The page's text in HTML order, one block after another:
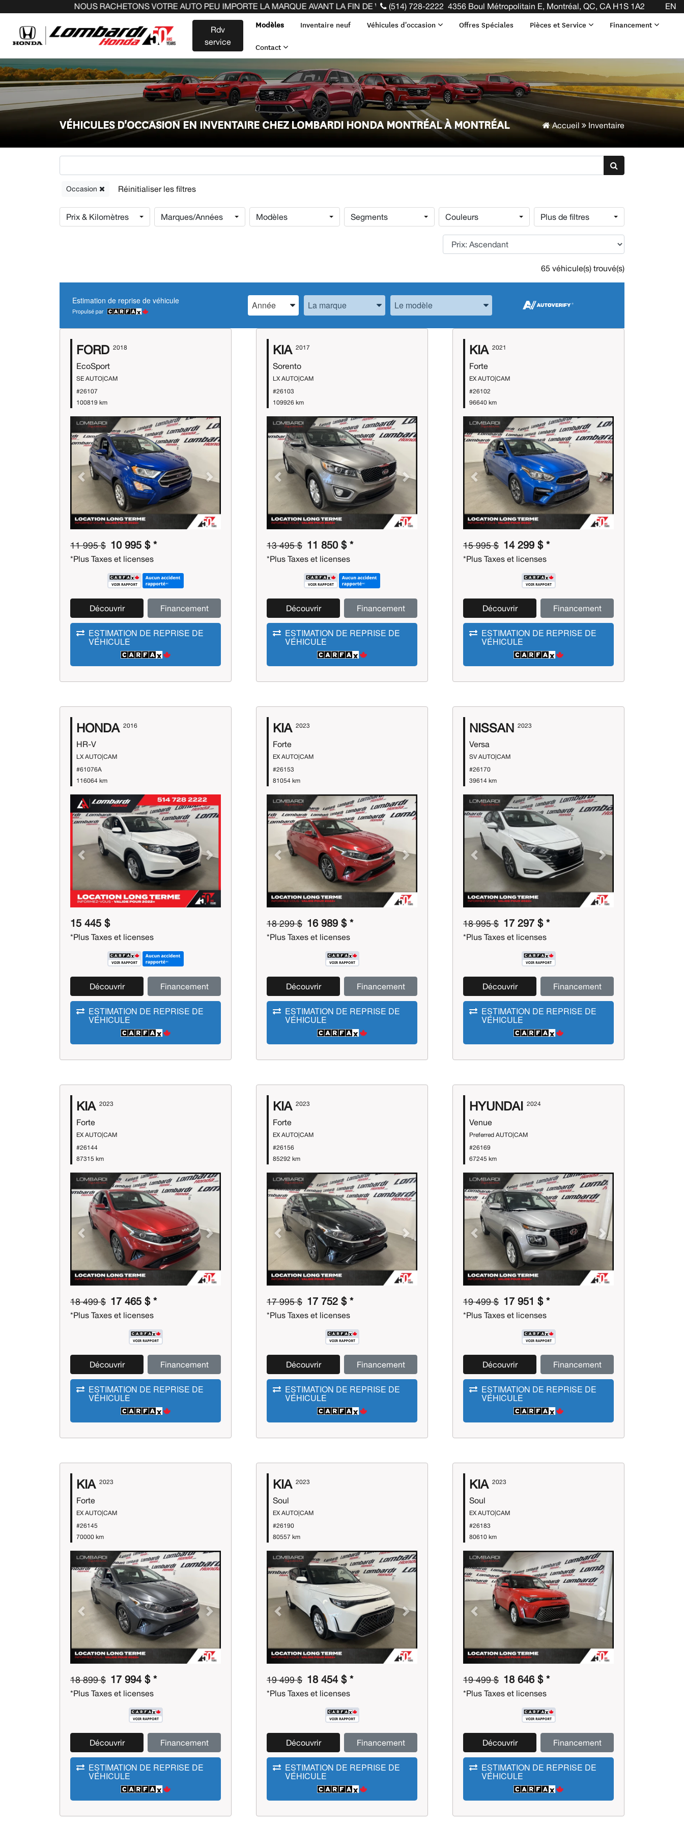
NOUS RACHETONS VOTRE AUTO PEU IMPORTE LA MARQUE AVANT LA FIN DE VOTRE BAIL ! CLIQUEZ ICI
(514) 728-2222 4356 Boul Métropolitain E, Montréal, QC, CA H1S 1A2 EN
Rdv
service
Modèles Inventaire neuf Véhicules d'occasion Offres Spéciales Pièces et Service Financement
Contact
Accueil Inventaire
VÉHICULES D'OCCASION EN INVENTAIRE CHEZ LOMBARDI HONDA MONTRÉAL À MONTRÉAL
Occasion
Prix & Kilomètres Marques/Années Modèles Segments Couleurs Plus de filtres
65 véhicule(s) trouvé(s)
Estimation de reprise de véhicule Spécifiez l’Année, la Marque et le Modèle
Spécifiez l’Année, la Marque et le ModèleSpécifiez l’Année, la Marque et le Modèle
FORD 2018
EcoSport
SE AUTO|CAM
#26107
100819 km
Previous Next
11 995 $ 10 995 $ *
*Plus Taxes et licenses
Découvrir Financement
ESTIMATION DE REPRISE DE
VÉHICULE
KIA 2017
Sorento
LX AUTO|CAM
#26103
109926 km
Previous Next
13 495 $ 11 850 $ *
*Plus Taxes et licenses
Découvrir Financement
ESTIMATION DE REPRISE DE
VÉHICULE
KIA 2021
Forte
EX AUTO|CAM
#26102
96640 km
Previous Next
15 995 $ 14 299 $ *
*Plus Taxes et licenses
Découvrir Financement
ESTIMATION DE REPRISE DE
VÉHICULE
HONDA 2016
HR-V
LX AUTO|CAM
#61076A
116064 km
Previous Next
15 445 $
*Plus Taxes et licenses
Découvrir Financement
ESTIMATION DE REPRISE DE
VÉHICULE
KIA 2023
Forte
EX AUTO|CAM
#26153
81054 km
Previous Next
18 299 $ 16 989 $ *
*Plus Taxes et licenses
Découvrir Financement
ESTIMATION DE REPRISE DE
VÉHICULE
NISSAN 2023
Versa
SV AUTO|CAM
#26170
39614 km
Previous Next
18 995 $ 17 297 $ *
*Plus Taxes et licenses
Découvrir Financement
ESTIMATION DE REPRISE DE
VÉHICULE
KIA 2023
Forte
EX AUTO|CAM
#26144
87315 km
Previous Next
18 499 $ 17 465 $ *
*Plus Taxes et licenses
Découvrir Financement
ESTIMATION DE REPRISE DE
VÉHICULE
KIA 2023
Forte
EX AUTO|CAM
#26156
85292 km
Previous Next
17 995 $ 17 752 $ *
*Plus Taxes et licenses
Découvrir Financement
ESTIMATION DE REPRISE DE
VÉHICULE
HYUNDAI 2024
Venue
Preferred AUTO|CAM
#26169
67245 km
Previous Next
19 499 $ 17 951 $ *
*Plus Taxes et licenses
Découvrir Financement
ESTIMATION DE REPRISE DE
VÉHICULE
KIA 2023
Forte
EX AUTO|CAM
#26145
70000 km
Previous Next
18 899 $ 17 994 $ *
*Plus Taxes et licenses
Découvrir Financement
ESTIMATION DE REPRISE DE
VÉHICULE
KIA 2023
Soul
EX AUTO|CAM
#26190
80557 km
Previous Next
19 499 $ 18 454 $ *
*Plus Taxes et licenses
Découvrir Financement
ESTIMATION DE REPRISE DE
VÉHICULE
KIA 2023
Soul
EX AUTO|CAM
#26183
80610 km
Previous Next
19 499 $ 18 646 $ *
*Plus Taxes et licenses
Découvrir Financement
ESTIMATION DE REPRISE DE
VÉHICULE